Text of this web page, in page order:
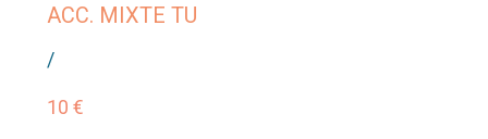
ACC. MIXTE TU
/
10 €